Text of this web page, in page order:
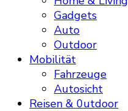
Gadgets
Auto
Outdoor
Mobilität
Fahrzeuge
Autosicht
Reisen & 0utdoor